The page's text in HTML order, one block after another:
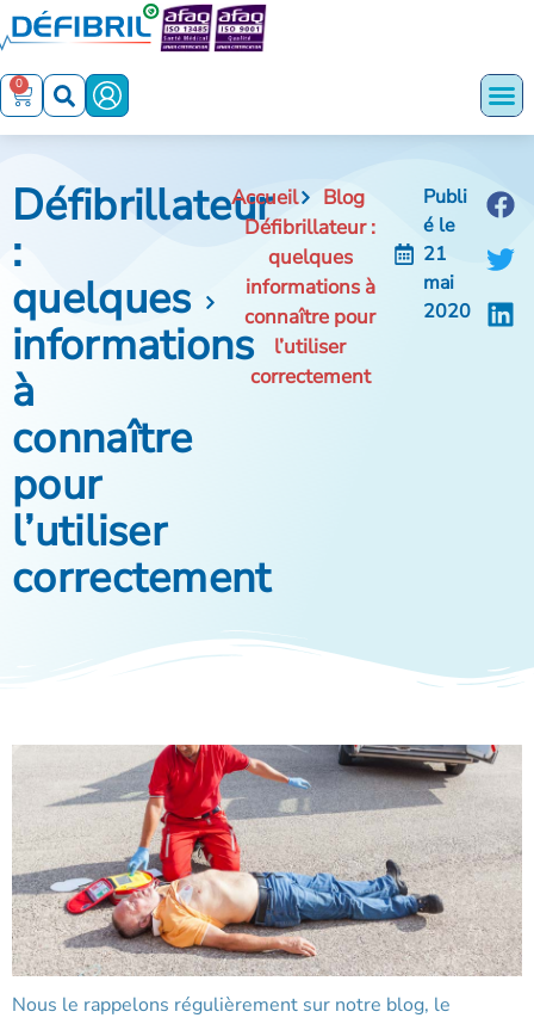
0
Défibrillateur
:
quelques
informations
à
connaître
pour
l’utiliser
correctement
Accueil
Blog
Défibrillateur :
quelques
informations à
connaître pour
l’utiliser
correctement
Publi
é le
21
mai
2020
Nous le rappelons régulièrement sur notre blog, le